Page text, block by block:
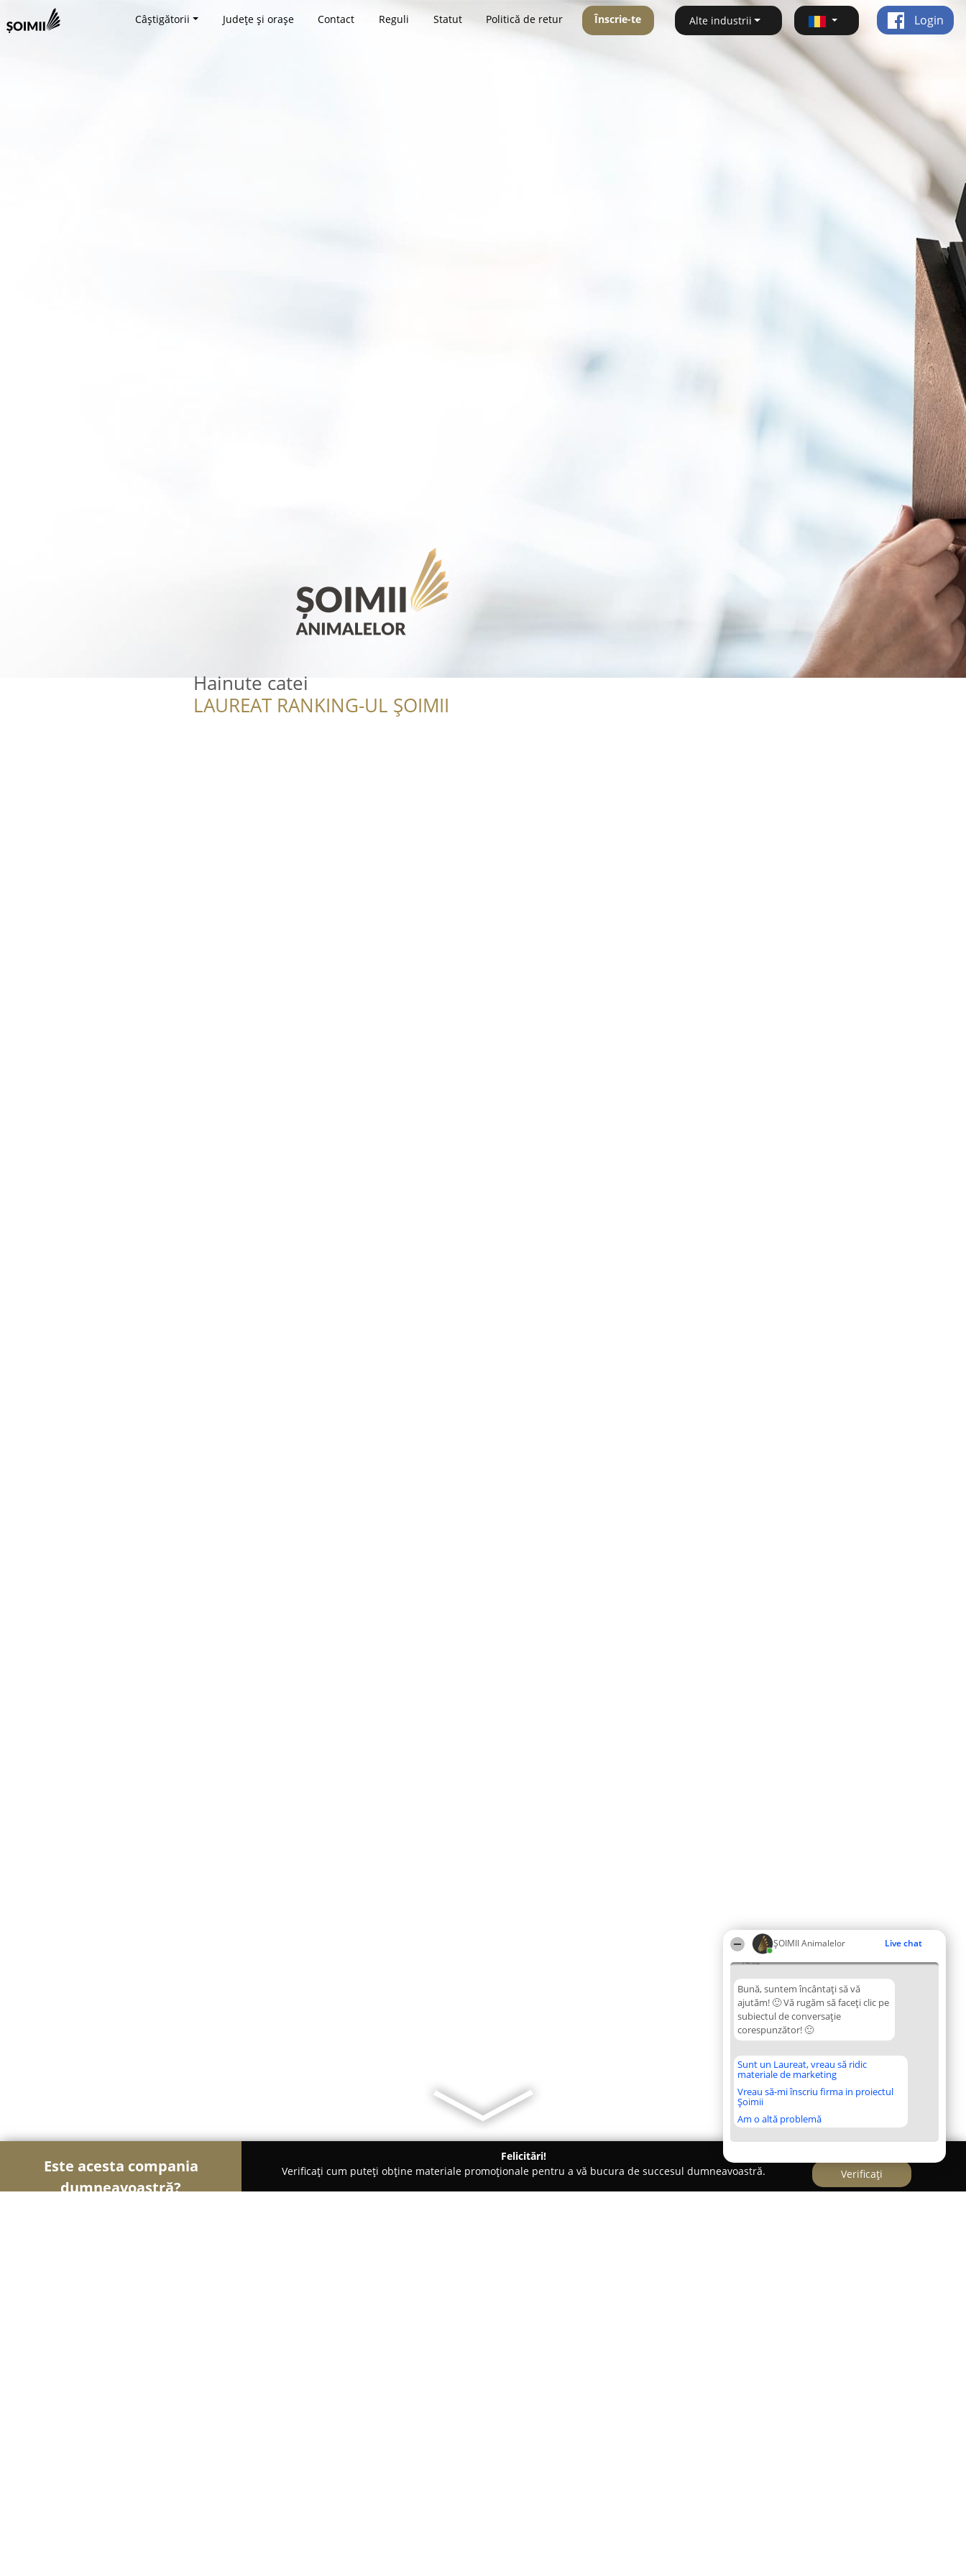
ŞOIMII Animalelor Live chat
14:02
Bună, suntem încântați să vă
ajutăm! 🙂 Vă rugăm să faceți clic pe
subiectul de conversație
corespunzător! 🙂
Sunt un Laureat, vreau să ridic
materiale de marketing
Vreau să-mi înscriu firma in proiectul
Șoimii
Am o altă problemă
Câștigătorii Județe și orașe Contact Reguli Statut Politică de retur Înscrie-te Alte industrii Login
Hainute catei
LAUREAT RANKING-UL ȘOIMII
Este acesta compania
dumneavoastră?
Felicitări!
Verificați cum puteți obține materiale promoționale pentru a vă bucura de succesul dumneavoastră.
Verificați